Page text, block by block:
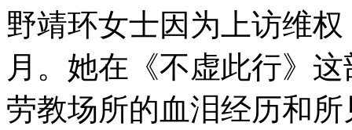
野靖环女士因为上访维
月。她在《不虚此行》
劳教场所的血泪经历和